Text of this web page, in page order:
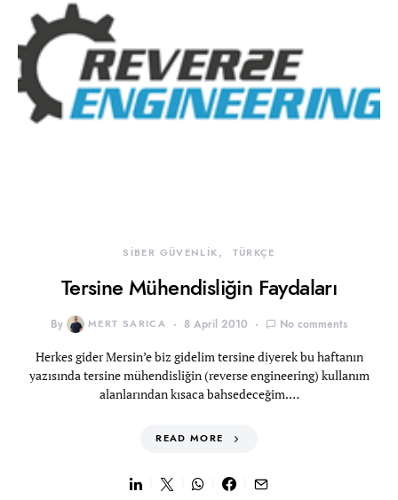
SİBER GÜVENLİK TÜRKÇE
Tersine Mühendisliğin Faydaları
By MERT SARICA 8 April 2010 No comments
Herkes gider Mersin’e biz gidelim tersine diyerek bu haftanın
yazısında tersine mühendisliğin (reverse engineering) kullanım
alanlarından kısaca bahsedeceğim.…
READ MORE